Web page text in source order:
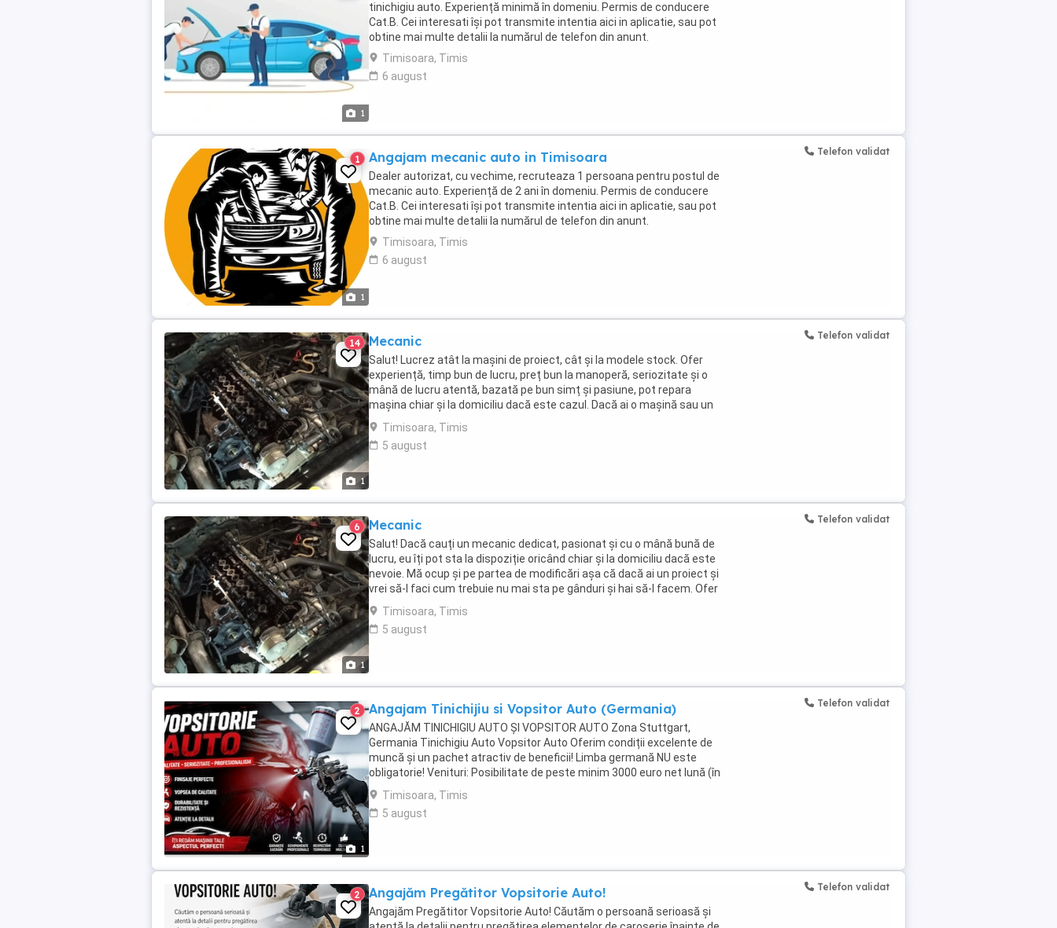
1
tinichigiu auto. Experiență minimă în domeniu. Permis de conducere
Cat.B. Cei interesati îşi pot transmite intentia aici in aplicatie, sau pot
obtine mai multe detalii la numărul de telefon din anunt.
Timisoara, Timis
6 august
1
1 Angajam mecanic auto in Timisoara
Dealer autorizat, cu vechime, recruteaza 1 persoana pentru postul de
mecanic auto. Experiență de 2 ani în domeniu. Permis de conducere
Cat.B. Cei interesati îşi pot transmite intentia aici in aplicatie, sau pot
obtine mai multe detalii la numărul de telefon din anunt.
Timisoara, Timis
6 august
Telefon validat
1
14 Mecanic
Salut! Lucrez atât la mașini de proiect, cât și la modele stock. Ofer
experiență, timp bun de lucru, preț bun la manoperă, seriozitate și o
mână de lucru atentă, bazată pe bun simț și pasiune, pot repara
mașina chiar și la domiciliu dacă este cazul. Dacă ai o mașină sau un
proiect pe care vrei să îl ...
Timisoara, Timis
5 august
Telefon validat
1
6 Mecanic
Salut! Dacă cauți un mecanic dedicat, pasionat și cu o mână bună de
lucru, eu îți pot sta la dispoziție oricând chiar și la domiciliu dacă este
nevoie. Mă ocup și pe partea de modificări așa că dacă ai un proiect și
vrei să-l faci cum trebuie nu mai sta pe gânduri și hai să-l facem. Ofer
experiență, ...
Timisoara, Timis
5 august
Telefon validat
1
2 Angajam Tinichijiu si Vopsitor Auto (Germania)
ANGAJĂM TINICHIGIU AUTO ȘI VOPSITOR AUTO Zona Stuttgart,
Germania Tinichigiu Auto Vopsitor Auto Oferim condiții excelente de
muncă și un pachet atractiv de beneficii! Limba germană NU este
obligatorie! Venituri: Posibilitate de peste minim 3000 euro net lună (în
funcție de experiență ...
Timisoara, Timis
5 august
Telefon validat
2 Angajăm Pregătitor Vopsitorie Auto!
Angajăm Pregătitor Vopsitorie Auto! Căutăm o persoană serioasă și
Telefon validat